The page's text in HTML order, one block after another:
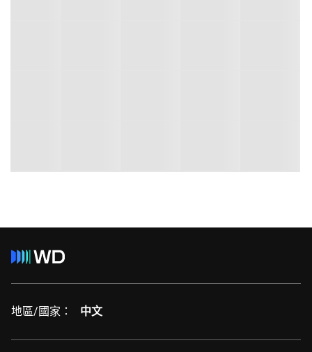
地區/國家： 中文